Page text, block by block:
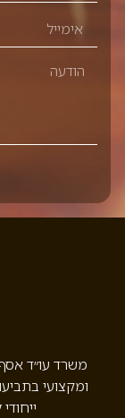
משרד עו״ד אסף
ומקצועי